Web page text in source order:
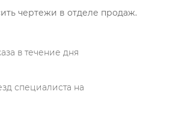
чертежи в отделе продаж.
в течение дня
специалиста на